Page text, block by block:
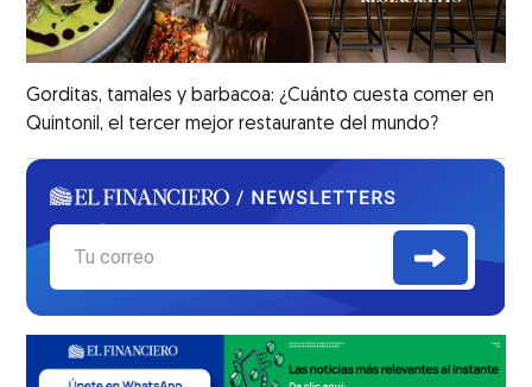
Gorditas, tamales y barbacoa: ¿Cuánto cuesta comer en
Quintonil, el tercer mejor restaurante del mundo?